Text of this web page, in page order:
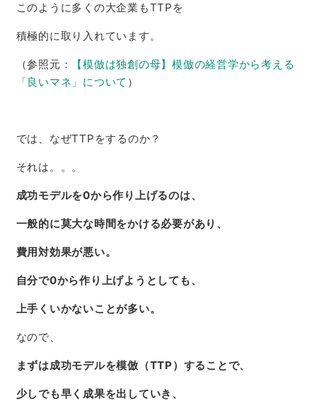
このように多くの大企業もTTPを
積極的に取り入れています。
（参照元：
【模倣は独創の母】模倣の経営学から考える
「良いマネ」について ）
では、なぜTTPをするのか？
それは。。。
成功モデルを0から作り上げるのは、
一般的に莫大な時間をかける必要があり、
費用対効果が悪い。
自分で0から作り上げようとしても、
上手くいかないことが多い。
なので、
まずは成功モデルを模倣（TTP）することで、
少しでも早く成果を出していき、